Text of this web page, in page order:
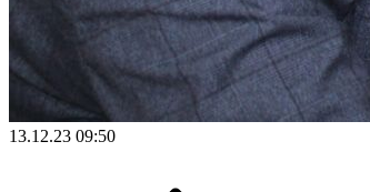
13.12.23 09:50